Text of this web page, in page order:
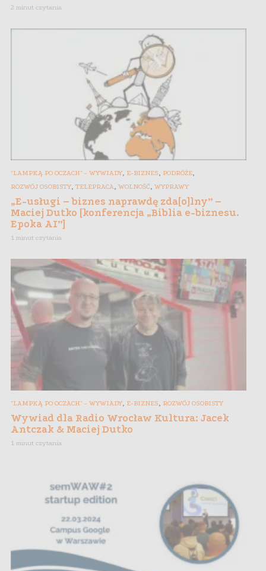
2 minut czytania
"LAMPKĄ PO OCZACH" - WYWIADY, E-BIZNES, PODRÓŻE,
ROZWÓJ OSOBISTY, TELEPRACA, WOLNOŚĆ, WYPRAWY
„E-usługi – biznes naprawdę zda[o]lny” –
Maciej Dutko [konferencja „Biblia e-biznesu.
Epoka AI”]
1 minut czytania
"LAMPKĄ PO OCZACH" - WYWIADY, E-BIZNES, ROZWÓJ OSOBISTY
Wywiad dla Radio Wrocław Kultura: Jacek
Antczak & Maciej Dutko
1 minut czytania